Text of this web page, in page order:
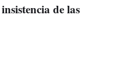
insistencia de las